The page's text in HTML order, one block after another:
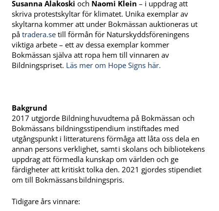
Susanna Alakoski och Naomi Klein – i uppdrag att
skriva protestskyltar för klimatet. Unika exemplar av
skyltarna kommer att under Bokmässan auktioneras ut
på tradera.se till förmån för Naturskyddsföreningens
viktiga arbete – ett av dessa exemplar kommer
Bokmässan själva att ropa hem till vinnaren av
Bildningspriset. Läs mer om Hope Signs här.
Bakgrund
2017 utgjorde Bildning huvudtema på Bokmässan och
Bokmässans bildningsstipendium instiftades med
utgångspunkt i litteraturens förmåga att låta oss dela en
annan persons verklighet, samt i skolans och bibliotekens
uppdrag att förmedla kunskap om världen och ge
färdigheter att kritiskt tolka den. 2021 gjordes stipendiet
om till Bokmässans bildningspris.
Tidigare års vinnare: